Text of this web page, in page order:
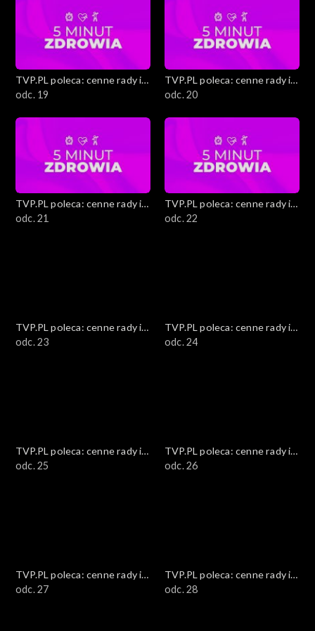
TVP.PL poleca: cenne rady i
ciekawostki
odc. 19
TVP.PL poleca: cenne rady i
ciekawostki
odc. 20
TVP.PL poleca: cenne rady i
ciekawostki
odc. 21
TVP.PL poleca: cenne rady i
ciekawostki
odc. 22
TVP.PL poleca: cenne rady i
ciekawostki
odc. 23
TVP.PL poleca: cenne rady i
ciekawostki
odc. 24
TVP.PL poleca: cenne rady i
ciekawostki
odc. 25
TVP.PL poleca: cenne rady i
ciekawostki
odc. 26
TVP.PL poleca: cenne rady i
ciekawostki
odc. 27
TVP.PL poleca: cenne rady i
ciekawostki
odc. 28